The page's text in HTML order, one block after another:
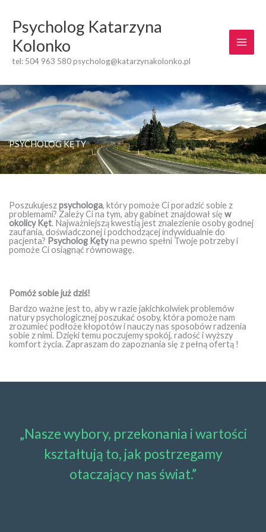
treściPsycholog Katarzyna
Kolonko
tel: 504 963 580 psycholog@katarzynakolonko.pl
PSYCHOLOG KĘTY
Poszukujeszpsychologa, który pomoże Ci poradzić sobie z
problemami? Zależy Ci na tym, aby gabinet znajdował się w
okolicy Kęt. Najważniejszą kwestią jest znalezienie osoby godnej
zaufania, doświadczonej i podchodzącej indywidualnie do
pacjenta? Psycholog Kętyna pewno spełni Twoje potrzeby i
pomoże Ci osiągnąć równowagę.
Pomóż sobie już dziś!
Bardzo ważne jest to, aby w razie jakichkolwiek problemów
natury psychologicznej poszukać osoby, która pomoże nam
zrozumieć podłoże kłopotów i nauczy nas sposobów radzenia
sobie z nimi. Dzięki temu poczujemy spokój, radość i wyższy
komfort życia. Zapraszam do zapoznania się z pełną ofertą !
„Nasze wybory, przekonania i wartości
kształtują to, jak postrzegamy
otaczający nas świat.”